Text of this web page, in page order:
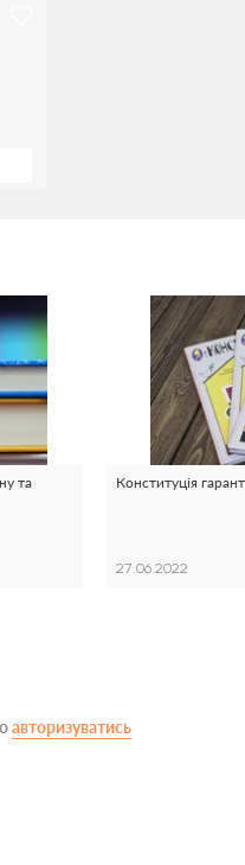
та
Конституція
27.06.2022
авторизуватись